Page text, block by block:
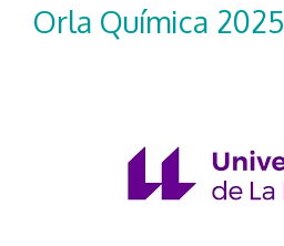
Orla Química 2025